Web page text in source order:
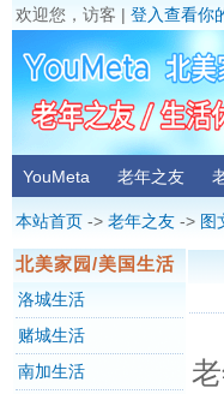
欢迎您，访客 | 登入查看你
YouMeta 老年之友
本站首页 -> 老年之友 -> 图
北美家园/美国生活
洛城生活
赌城生活
南加生活